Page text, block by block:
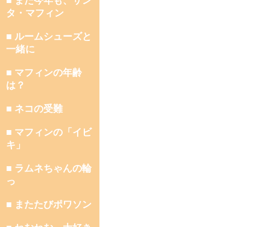
タ・マフィン
■ ルームシューズと
一緒に
■ マフィンの年齢
は？
■ ネコの受難
■ マフィンの「イビ
キ」
■ ラムネちゃんの輪
っ
■ またたびポワソン